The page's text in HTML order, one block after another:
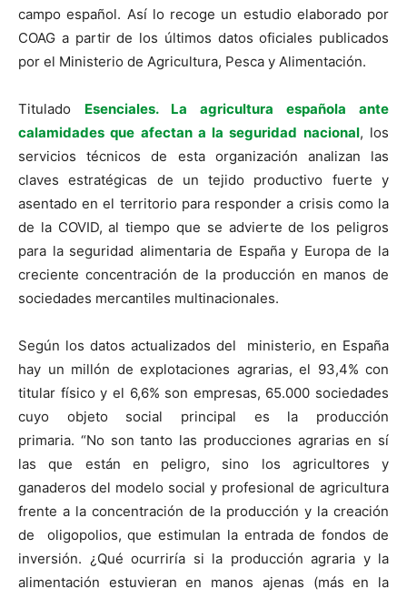
campo español. Así lo recoge un estudio elaborado por
COAG a partir de los últimos datos oficiales publicados
por el Ministerio de Agricultura, Pesca y Alimentación.
Titulado Esenciales. La agricultura española ante
calamidades que afectan a la seguridad nacional, los
servicios técnicos de esta organización analizan las
claves estratégicas de un tejido productivo fuerte y
asentado en el territorio para responder a crisis como la
de la COVID, al tiempo que se advierte de los peligros
para la seguridad alimentaria de España y Europa de la
creciente concentración de la producción en manos de
sociedades mercantiles multinacionales.
Según los datos actualizados del ministerio, en España
hay un millón de explotaciones agrarias, el 93,4% con
titular físico y el 6,6% son empresas, 65.000 sociedades
cuyo objeto social principal es la producción
primaria. “No son tanto las producciones agrarias en sí
las que están en peligro, sino los agricultores y
ganaderos del modelo social y profesional de agricultura
frente a la concentración de la producción y la creación
de oligopolios, que estimulan la entrada de fondos de
inversión. ¿Qué ocurriría si la producción agraria y la
alimentación estuvieran en manos ajenas (más en la